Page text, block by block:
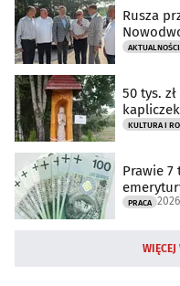
Rusza
AKTUALNOŚCI
50 tys.
Prawie 7
PRACA